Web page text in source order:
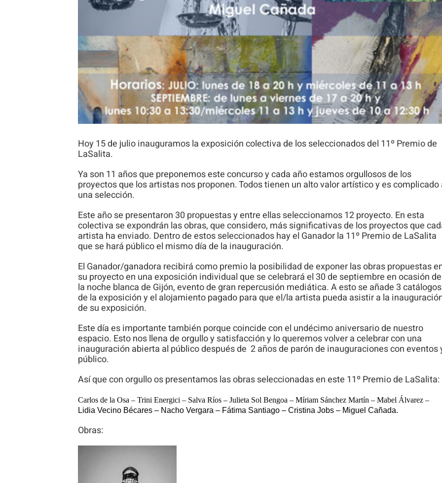
Hoy 15 de julio inauguramos la exposición colectiva de los seleccionados del 11º Premio de
LaSalita.
Ya son 11 años que preponemos este concurso y cada año estamos orgullosos de los
proyectos que los artistas nos proponen. Todos tienen un alto valor artístico y es complicado
una selección.
Este año se presentaron 30 propuestas y entre ellas seleccionamos 12 proyecto. En esta
colectiva se expondrán las obras, que considero, más significativas de los proyectos que
artista ha enviado. Dentro de estos seleccionados hay el Ganador la 11º Premio de LaSalita
que se hará público el mismo día de la inauguración.
El Ganador/ganadora recibirá como premio la posibilidad de exponer las obras propuestas
su proyecto en una exposición individual que se celebrará el 30 de septiembre en ocasión de
la noche blanca de Gijón, evento de gran repercusión mediática. A esto se añade 3 catálogos
de la exposición y el alojamiento pagado para que el/la artista pueda asistir a la
de su exposición.
Este día es importante también porque coincide con el undécimo aniversario de nuestro
espacio. Esto nos llena de orgullo y satisfacción y lo queremos volver a celebrar con una
inauguración abierta al público después de 2 años de parón de inauguraciones con eventos
público.
Así que con orgullo os presentamos las obras seleccionadas en este 11º Premio de LaSalita:
Carlos de la Osa – Trini Energici – Salva Ríos – Julieta Sol Bengoa – Míriam Sánchez Martín – Mabel Álvarez –
Lidia Vecino Bécares – Nacho Vergara– Fátima Santiago–Cristina Jobs – Miguel Cañada.
Obras:
Para que
podamos
mejorar la
funcionalidad
y estructura
de la web, en
base a cómo
se usa la
web.
Experiencia
nuestra web
funcione lo
durante tu
visita. Si
rechaza estas
algunas
funcionalidades
desaparecerán